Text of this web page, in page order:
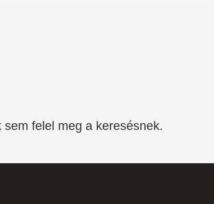
sem felel meg a keresésnek.